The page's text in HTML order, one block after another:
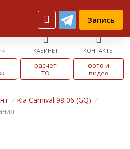
Запись
КАБИНЕТ КОНТАКТЫ
расчет
ТО
фото и
видео
/ Kia Carnival 98-06 (GQ) /